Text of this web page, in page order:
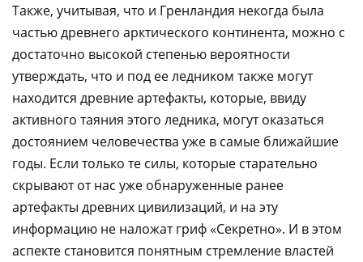
Также, учитывая, что и Гренландия некогда была
частью древнего арктического континента, можно с
достаточно высокой степенью вероятности
утверждать, что и под ее ледником также могут
находится древние артефакты, которые, ввиду
активного таяния этого ледника, могут оказаться
достоянием человечества уже в самые ближайшие
годы. Если только те силы, которые старательно
скрывают от нас уже обнаруженные ранее
артефакты древних цивилизаций, и на эту
информацию не наложат гриф «Секретно». И в этом
аспекте становится понятным стремление властей